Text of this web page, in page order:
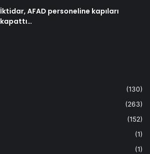
İktidar, AFAD personeline kapıları
kapattı…
(130)
(263)
(152)
(1)
(1)